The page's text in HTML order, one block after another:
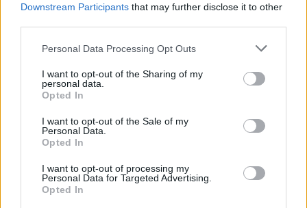
Downstream Participants that may further disclose it to other
Please note that this website/app uses one or more Google
not limited to your visit or usage behaviour. You may click to
grant or deny consent to Google and its third-party tags to
use your data for below specified purposes in below Google
consent section.
Personal Data Processing Opt Outs
I want to opt-out of the Sharing of my
personal data.
Opted In
I want to opt-out of the Sale of my
Personal Data.
Opted In
I want to opt-out of processing my
Personal Data for Targeted Advertising.
Opted In